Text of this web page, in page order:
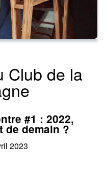
Club de la
#1 : 2022,
de demain ?
2023